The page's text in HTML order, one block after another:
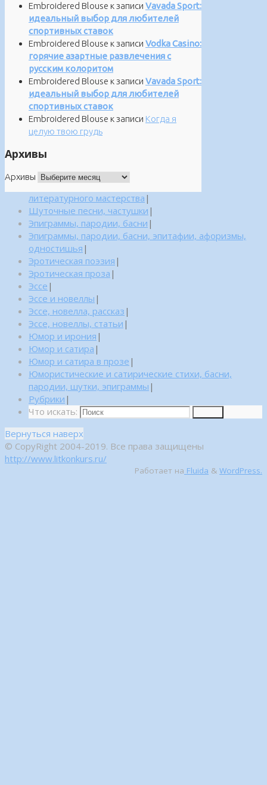
Embroidered Blouse к записи Vavada Sport:
идеальный выбор для любителей
спортивных ставок
Embroidered Blouse к записи Vodka Casino:
горячие азартные развлечения с
русским колоритом
Embroidered Blouse к записи Vavada Sport:
идеальный выбор для любителей
спортивных ставок
Embroidered Blouse к записи Когда я
целую твою грудь
Архивы
Архивы
литературного мастерства |
Шуточные песни, частушки |
Эпиграммы, пародии, басни |
Эпиграммы, пародии, басни, эпитафии, афоризмы,
одностишья |
Эротическая поэзия |
Эротическая проза |
Эссе |
Эссе и новеллы |
Эссе, новелла, рассказ |
Эссе, новеллы, статьи |
Юмор и ирония |
Юмор и сатира |
Юмор и сатира в прозе |
Юмористические и сатирические стихи, басни,
пародии, шутки, эпиграммы |
Рубрики |
Что искать:
Вернуться наверх
© CopyRight 2004-2019. Все права защищены
http://www.litkonkurs.ru/
Работает на Fluida & WordPress.